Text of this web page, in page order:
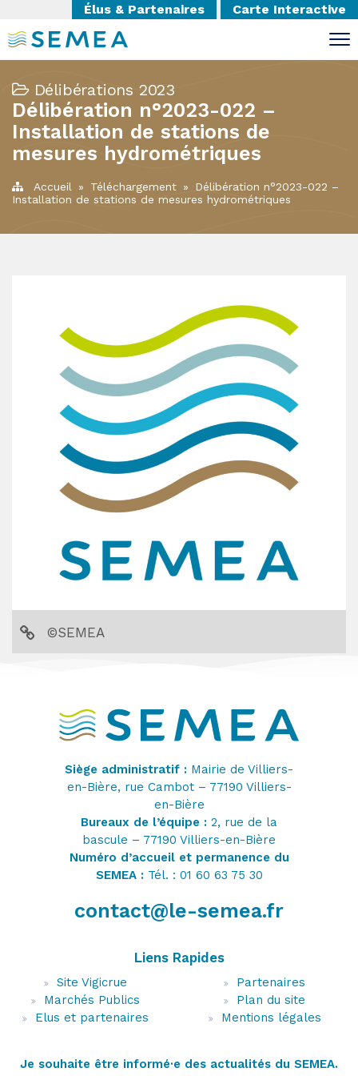
Élus & Partenaires Carte Interactive
Délibérations 2023
Délibération n°2023-022 –
Installation de stations de
mesures hydrométriques
Accueil » Téléchargement »
Délibération n°2023-022 –
Installation de stations de mesures hydrométriques
Partager la page sur :
©SEMEA
Siège administratif : Mairie de Villiers-
en-Bière, rue Cambot – 77190 Villiers-
en-Bière
Bureaux de l’équipe : 2, rue de la
bascule – 77190 Villiers-en-Bière
Numéro d’accueil et permanence du
SEMEA : Tél. : 01 60 63 75 30
contact@le-semea.fr
Liens Rapides
Site Vigicrue
Marchés Publics
Elus et partenaires
Partenaires
Plan du site
Mentions légales
Je souhaite être informé·e des actualités du SEMEA.